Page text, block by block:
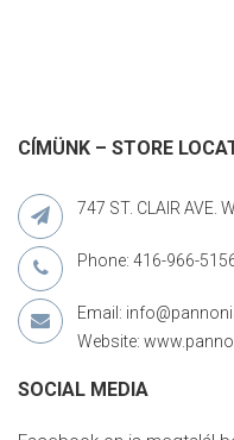
CÍMÜNK – STORE
747 ST. CLAIR AVE.
Phone: 416-966-
Email:
Website:
SOCIAL MEDIA